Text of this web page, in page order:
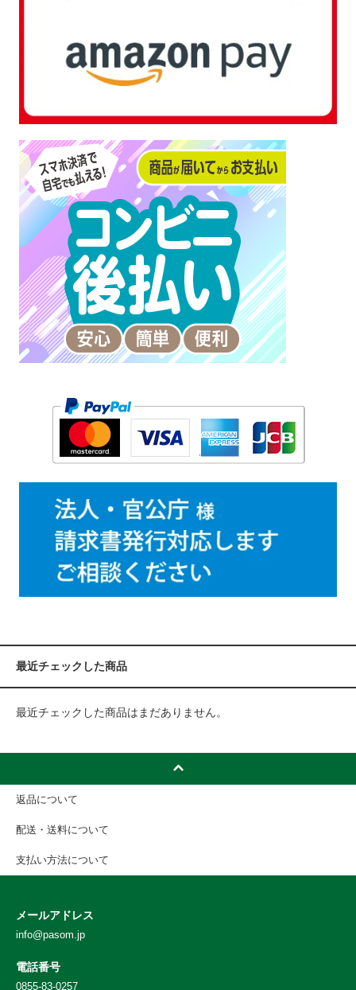
最近チェックした商品
最近チェックした商品はまだありません。
返品について
配送・送料について
支払い方法について
メールアドレス
info@pasom.jp
電話番号
0855-83-0257